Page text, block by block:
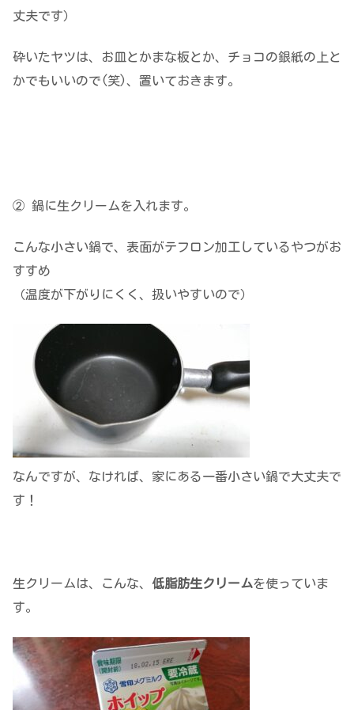
丈夫です）
砕いたヤツは、お皿とかまな板とか、チョコの銀紙の上と
かでもいいので(笑)、置いておきます。
② 鍋に生クリームを入れます。
こんな小さい鍋で、表面がテフロン加工しているやつがお
すすめ
（温度が下がりにくく、扱いやすいので）
なんですが、なければ、家にある一番小さい鍋で大丈夫で
す！
生クリームは、こんな、 低脂肪生クリームを使っていま
す。